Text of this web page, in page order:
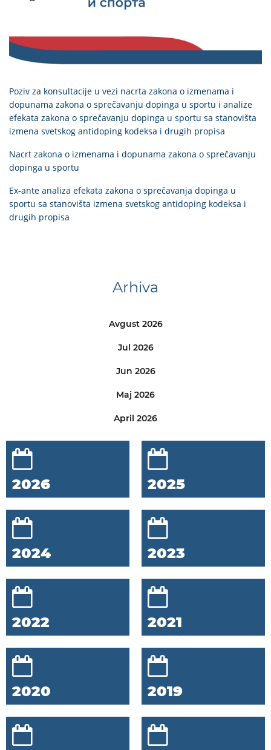
Poziv za konsultacije u vezi nacrta zakona o izmenama i
dopunama zakona o sprečavanju dopinga u sportu i analize
efekata zakona o sprečavanju dopinga u sportu sa stanovišta
izmena svetskog antidoping kodeksa i drugih propisa
Nacrt zakona o izmenama i dopunama zakona o sprečavanju
dopinga u sportu
Ex-ante analiza efekata zakona o sprečavanja dopinga u
sportu sa stanovišta izmena svetskog antidoping kodeksa i
drugih propisa
Arhiva
Avgust 2026
Jul 2026
Jun 2026
Maj 2026
April 2026
2026 2025
2024 2023
2022 2021
2020 2019